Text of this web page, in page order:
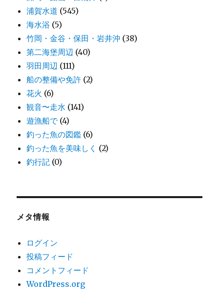
浦賀水道 (545)
海水浴 (5)
竹岡・金谷・保田・岩井沖 (38)
第二海堡周辺 (40)
羽田周辺 (111)
船の整備や免許 (2)
花火 (6)
観音〜走水 (141)
遊漁船で(4)
釣った魚の図鑑 (6)
釣った魚を美味しく (2)
釣行記 (0)
メタ情報
ログイン
投稿フィード
コメントフィード
WordPress.org